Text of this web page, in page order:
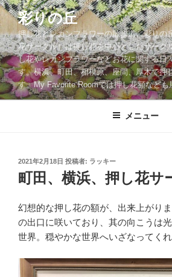
コ
ン
テ
ン
ツ
へ
ス
彩りの丘
押し花とレカンフラワーの散歩道。彩りの
花サークル）は押し花を中心としたサーク
し花やレカンフラワーなどお花に関する日
す。横浜、町田、相模原、座間、厚木で押
す。My Favorite Roomでは押し花額なども
メニュー
投
稿
日:
2021年2月18日 投稿者: ラッキー
町田、横浜、押し花サ
幻想的な押し花の額が、出来上がり
の出口に咲いており、其の向こうは
世界。穏やかな世界へいざなってくれ